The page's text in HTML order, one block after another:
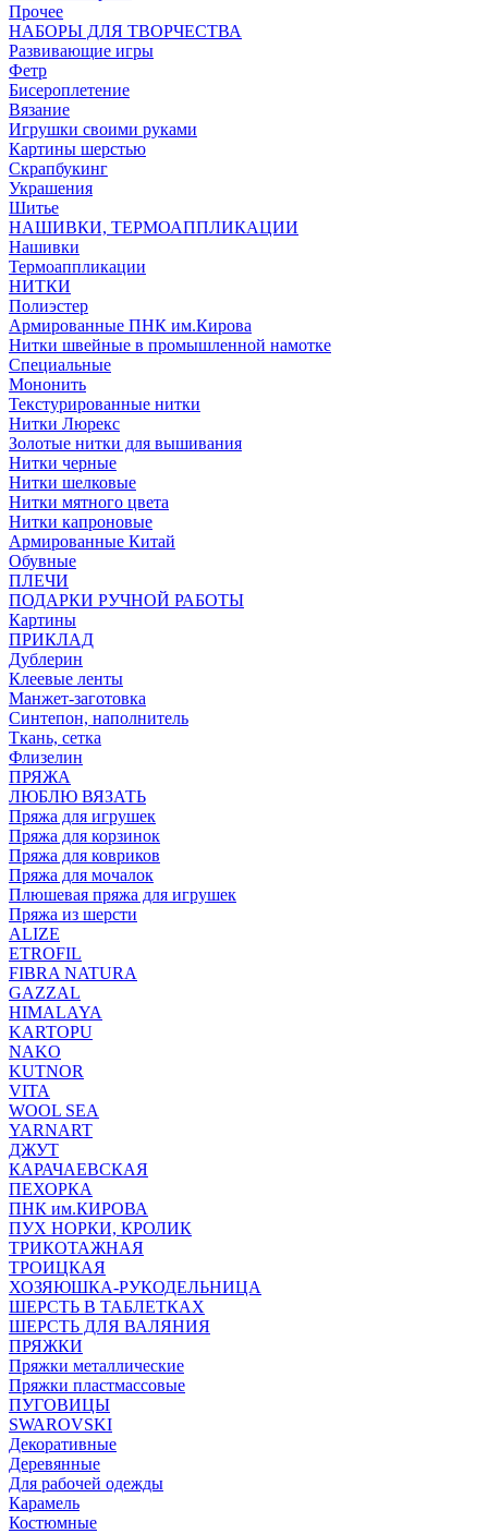
Прочее
НАБОРЫ ДЛЯ ТВОРЧЕСТВА
Развивающие игры
Фетр
Бисероплетение
Вязание
Игрушки своими руками
Картины шерстью
Скрапбукинг
Украшения
Шитье
НАШИВКИ, ТЕРМОАППЛИКАЦИИ
Нашивки
Термоаппликации
НИТКИ
Полиэстер
Армированные ПНК им.Кирова
Нитки швейные в промышленной намотке
Специальные
Мононить
Текстурированные нитки
Нитки Люрекс
Золотые нитки для вышивания
Нитки черные
Нитки шелковые
Нитки мятного цвета
Нитки капроновые
Армированные Китай
Обувные
ПЛЕЧИ
ПОДАРКИ РУЧНОЙ РАБОТЫ
Картины
ПРИКЛАД
Дублерин
Клеевые ленты
Манжет-заготовка
Синтепон, наполнитель
Ткань, сетка
Флизелин
ПРЯЖА
ЛЮБЛЮ ВЯЗАТЬ
Пряжа для игрушек
Пряжа для корзинок
Пряжа для ковриков
Пряжа для мочалок
Плюшевая пряжа для игрушек
Пряжа из шерсти
ALIZE
ETROFIL
FIBRA NATURA
GAZZAL
HIMALAYA
KARTOPU
NAKO
KUTNOR
VITA
WOOL SEA
YARNART
ДЖУТ
КАРАЧАЕВСКАЯ
ПЕХОРКА
ПНК им.КИРОВА
ПУХ НОРКИ, КРОЛИК
ТРИКОТАЖНАЯ
ТРОИЦКАЯ
ХОЗЯЮШКА-РУКОДЕЛЬНИЦА
ШЕРСТЬ В ТАБЛЕТКАХ
ШЕРСТЬ ДЛЯ ВАЛЯНИЯ
ПРЯЖКИ
Пряжки металлические
Пряжки пластмассовые
ПУГОВИЦЫ
SWAROVSKI
Декоративные
Деревянные
Для рабочей одежды
Карамель
Костюмные